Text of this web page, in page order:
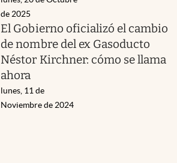
de 2025
El Gobierno oficializó el cambio
de nombre del ex Gasoducto
Néstor Kirchner: cómo se llama
ahora
lunes, 11 de
Noviembre de 2024